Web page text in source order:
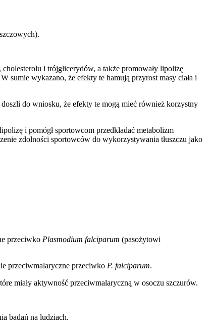
cholesterolu i trójglicerydów, a także promowały lipolizę
sumie wykazano, że efekty te hamują przyrost masy ciała i
do wniosku, że efekty te mogą mieć również korzystny
i pomógł sportowcom przedkładać metabolizm
zdolności sportowców do wykorzystywania tłuszczu jako
przeciwko Plasmodium falciparum (pasożytowi
przeciwmalaryczne przeciwko P. falciparum.
miały aktywność przeciwmalaryczną w osoczu szczurów.
badań na ludziach.